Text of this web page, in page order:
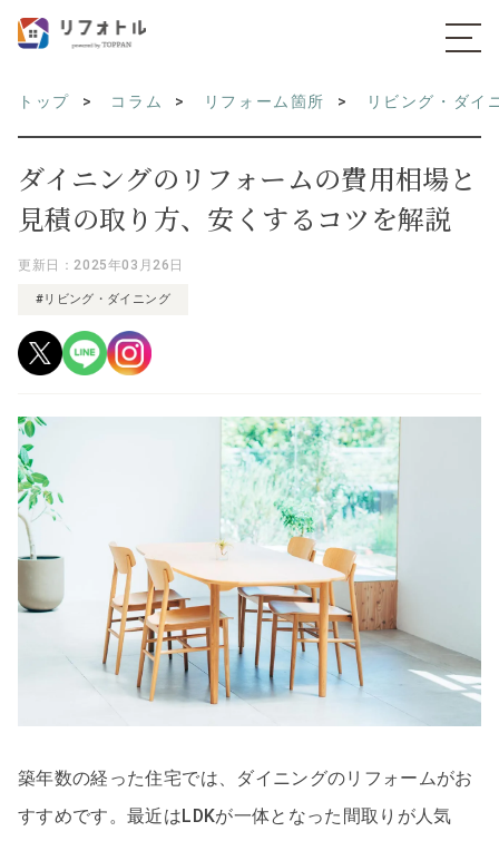
トップ コラム リフォーム箇所 リビング・ダイ
ダイニングのリフォームの費用相場と
見積の取り方、安くするコツを解説
更新日：2025年03月26日
#リビング・ダイニング
築年数の経った住宅では、ダイニングのリフォームがお
すすめです。最近はLDKが一体となった間取りが人気